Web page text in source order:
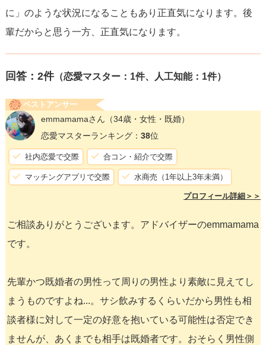
に」のような状況になることもあり正直気になります。後
輩だからと思う一方、正直気になります。
回答： 2件（恋愛マスター：1件、人工知能：1件）
ベストアンサー
emmamamaさん （34歳・女性・既婚）
恋愛マスターランキング： 38位
社内恋愛で交際 合コン・紹介で交際
マッチングアプリで交際 水商売（1年以上3年未満）
プロフィール詳細＞＞
ご相談ありがとうございます。アドバイザーのemmamama
です。
先輩かつ既婚者の男性って周りの男性より素敵に見えてし
まうものですよね...。サシ飲みするくらいだから男性も相
談者様に対して一定の好意を抱いている可能性は否定でき
ませんが、あくまでも相手は既婚者です。おそらく男性側